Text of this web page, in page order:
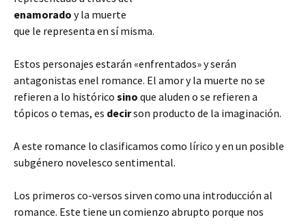
enamorado y la muerte
que le representa en sí misma.
Estos personajes estarán «enfrentados» y serán
antagonistas enel romance. El amor y la muerte no se
refieren a lo histórico sino que aluden o se refieren a
tópicos o temas, es decirson producto de la imaginación.
A este romance lo clasificamos como lírico y en un posible
subgénero novelesco sentimental.
Los primeros co-versos sirven como una introducción al
romance. Este tiene un comienzo abrupto porque nos